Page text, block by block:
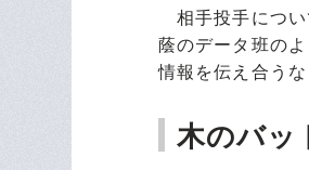
相手投手につい
蔭のデータ班の
情報を伝え合う
木のバッ